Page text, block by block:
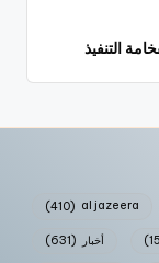
التنفيذ
al jazeera
(410)
أخبار (631)